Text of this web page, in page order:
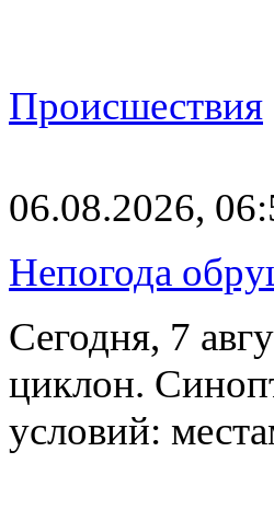
Происшествия
06.08.2026,
Непогода
Сегодня, 7
циклон.
условий: